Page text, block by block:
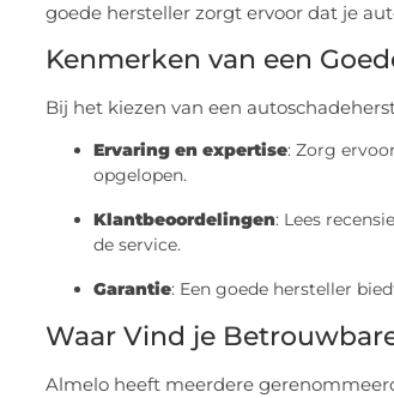
goede hersteller zorgt ervoor dat je
Kenmerken van een
Bij het kiezen van een
Ervaring en expertise: Zorg
opgelopen.
Klantbeoordelingen: Lees
de service.
Garantie: Een goede hersteller
Waar Vind je
Almelo heeft meerdere